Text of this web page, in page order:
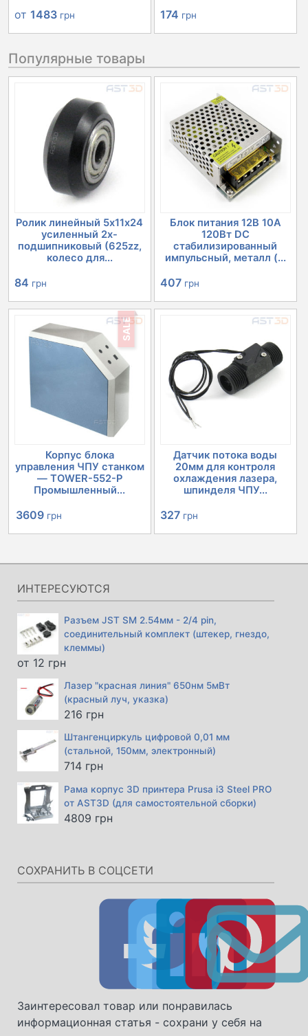
от 1483 грн 174 грн
Популярные товары
Ролик линейный 5х11х24
усиленный 2х-
подшипниковый (625zz,
колесо для...
84 грн
Блок питания 12В 10А
120Вт DC
стабилизированный
импульсный, металл (...
407 грн
SALE
Корпус блока
управления ЧПУ станком
— TOWER-552-P
Промышленный...
Первоначальная
цена
составляла
4030 грн.
3609 грн
цена:
3609 грн.
Датчик потока воды
20мм для контроля
охлаждения лазера,
шпинделя ЧПУ...
327 грн
ИНТЕРЕСУЮТСЯ
Разъем JST SM 2.54мм - 2/4 pin,
соединительный комплект (штекер, гнездо,
клеммы)
от 12 грн
Лазер "красная линия" 650нм 5мВт
(красный луч, указка)
216 грн
Штангенциркуль цифровой 0,01 мм
(стальной, 150мм, электронный)
714 грн
Рама корпус 3D принтера Prusa i3 Steel PRO
от AST3D (для самостоятельной сборки)
4809 грн
СОХРАНИТЬ В СОЦСЕТИ
Заинтересовал товар или понравилась
информационная статья - сохрани у себя на